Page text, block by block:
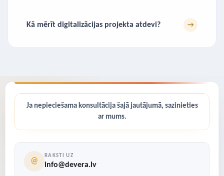
Kā mērīt digitalizācijas projekta atdevi? →
Ja nepieciešama konsultācija šajā jautājumā, sazinieties
ar mums.
@
RAKSTI UZ
info@devera.lv